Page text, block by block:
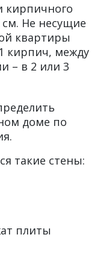
кирпичного
см. Не несущие
квартиры
кирпич, между
– в 2 или 3
доме по
такие стены:
плиты